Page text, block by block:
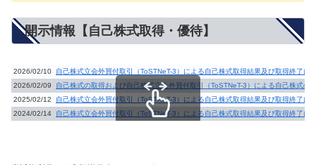
開示情報【自己株式取得・優待】
2026/02/10
自己株式立会外買付取引（ToSTNeT-3）による自己株式取得結果及び取得終了に
2026/02/09
自己株式の取得および自己株式立会外買付取引（ToSTNeT-3）による自己株式の
2025/02/12
自己株式立会外買付取引（ToSTNeT-3）による自己株式取得結果及び取得終了に
2024/02/14
自己株式立会外買付取引（ToSTNeT-3）による自己株式取得結果及び取得終了に